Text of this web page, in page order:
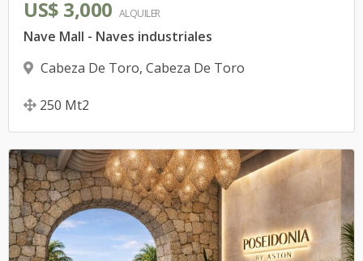
US$ 3,000 ALQUILER
Nave Mall - Naves industriales
Cabeza De Toro, Cabeza De Toro
250 Mt2